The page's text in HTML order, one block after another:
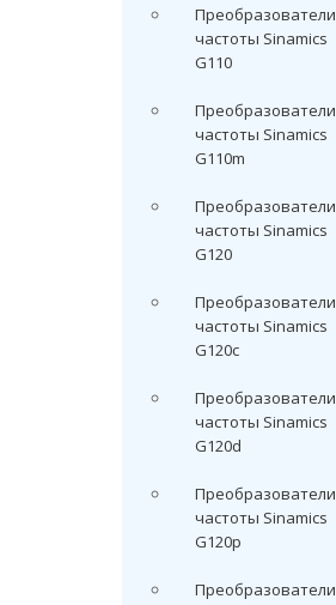
Преобразователи
частоты Sinamics
G110
Преобразователи
частоты Sinamics
G110m
Преобразователи
частоты Sinamics
G120
Преобразователи
частоты Sinamics
G120c
Преобразователи
частоты Sinamics
G120d
Преобразователи
частоты Sinamics
G120p
Преобразователи